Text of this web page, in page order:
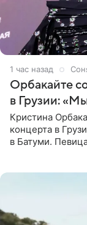
1 час назад
Орбакайте
в Грузии:
Кристина
концерта в
в Батуми.